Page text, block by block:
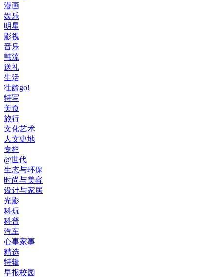
漫画
娱乐
明星
影视
音乐
韩流
送礼
生活
壮龄go!
特写
美食
旅行
文化艺术
人文史地
专栏
@世代
生态与环保
时尚与美容
设计与家居
光影
科玩
科普
汽车
心事家事
精选
特辑
早报校园